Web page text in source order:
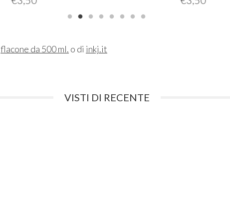
flacone da 500 ml. o di inkj.it
VISTI DI RECENTE